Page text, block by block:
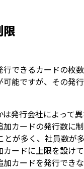
できるカードの枚
能ですが、その発
発行会社によって
カードの発行数に
が多く、社員数が
ードに上限を設け
カードを発行でき